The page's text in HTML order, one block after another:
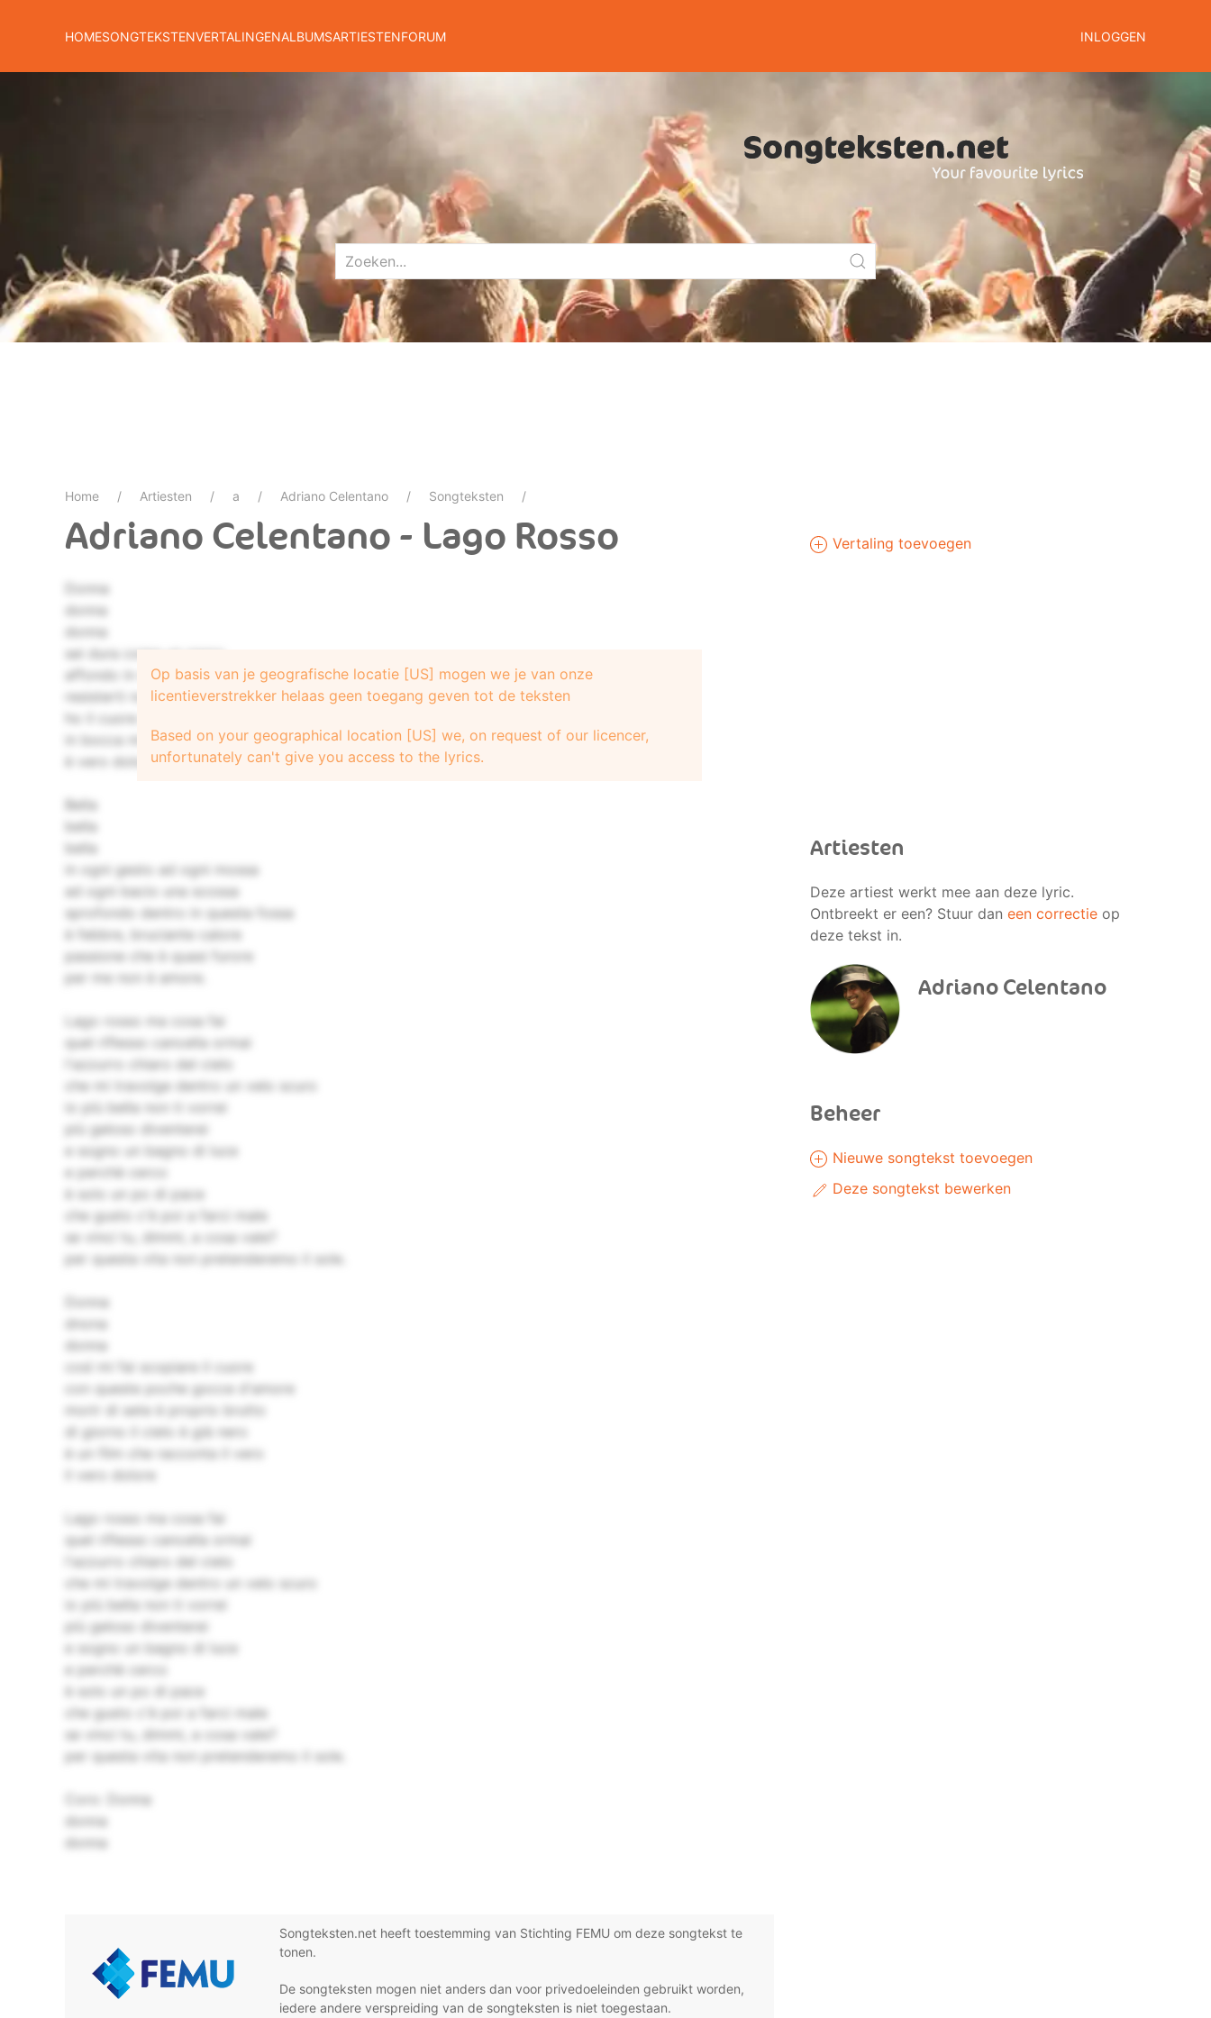
HOMESONGTEKSTENVERTALINGENALBUMSARTIESTENFORUM INLOGGEN
Home Artiesten a Adriano Celentano Songteksten
Adriano Celentano - Lago Rosso
Donna
donna
donna
sei dura come un sasso
affondo in mezzo a un lago rosso
resisterti non so non posso
ho il cuore malato davvero
in bocca mi resta l'amaro
è vero dolore
Bella
bella
bella
in ogni gesto ad ogni mossa
ad ogni bacio una scossa
sprofondo dentro in questa fossa
è febbre, bruciante calore
passione che è quasi furore
per me non è amore.
Lago rosso ma cosa fai
quel riflesso cancella ormai
l'azzurro chiaro del cielo
che mi travolge dentro un velo scuro
io più bella non ti vorrei
più geloso diventerei
e sogno un bagno di luce
e perchè cerco
è solo un po di pace
che gusto c'è poi a farci male
se vinci tu, dimmi, a cosa vale?
per questa vita non pretenderemo il sole.
Donna
dnona
donna
così mi fai scopiare il cuore
con queste poche gocce d'amore
morir di sete è proprio brutto
di giorno il cielo è già nero
è un film che racconta il vero
il vero dolore
Lago rosso ma cosa fai
quel riflesso cancella ormai
l'azzurro chiaro del cielo
che mi travolge dentro un velo scuro
io più bella non ti vorrei
più geloso diventerei
e sogno un bagno di luce
e perchè cerco
è solo un po di pace
che gusto c'è poi a farci male
se vinci tu, dimmi, a cosa vale?
per questa vita non pretenderemo il sole.
Coro: Donna
donna
donna
Op basis van je geografische locatie [US] mogen we je van onze
licentieverstrekker helaas geen toegang geven tot de teksten
Based on your geographical location [US] we, on request of our licencer,
unfortunately can't give you access to the lyrics.
Songteksten.net heeft toestemming van Stichting FEMU om deze songtekst te
tonen.
De songteksten mogen niet anders dan voor privedoeleinden gebruikt worden,
iedere andere verspreiding van de songteksten is niet toegestaan.
Vertaling toevoegen
Artiesten
Deze artiest werkt mee aan deze lyric.
Ontbreekt er een? Stuur dan een correctieop
deze tekst in.
Adriano Celentano
Beheer
Nieuwe songtekst toevoegen
Deze songtekst bewerken